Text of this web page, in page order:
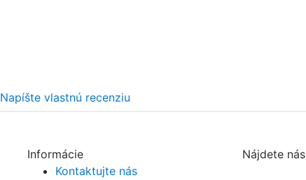
Napíšte vlastnú recenziu
Informácie
Kontaktujte nás
Nájdete nás